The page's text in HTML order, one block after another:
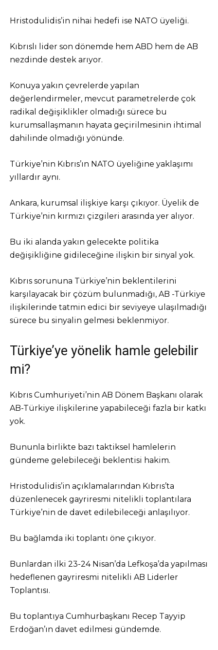
Hristodulidis’in nihai hedefi ise NATO üyeliği.
Kıbrıslı lider son dönemde hem ABD hem de AB
nezdinde destek arıyor.
Konuya yakın çevrelerde yapılan
değerlendirmeler, mevcut parametrelerde çok
radikal değişiklikler olmadığı sürece bu
kurumsallaşmanın hayata geçirilmesinin ihtimal
dahilinde olmadığı yönünde.
Türkiye’nin Kıbrıs’ın NATO üyeliğine yaklaşımı
yıllardır aynı.
Ankara, kurumsal ilişkiye karşı çıkıyor. Üyelik de
Türkiye’nin kırmızı çizgileri arasında yer alıyor.
Bu iki alanda yakın gelecekte politika
değişikliğine gidileceğine ilişkin bir sinyal yok.
Kıbrıs sorununa Türkiye’nin beklentilerini
karşılayacak bir çözüm bulunmadığı, AB -Türkiye
ilişkilerinde tatmin edici bir seviyeye ulaşılmadığı
sürece bu sinyalin gelmesi beklenmiyor.
Türkiye’ye yönelik hamle gelebilir
mi?
Kıbrıs Cumhuriyeti’nin AB Dönem Başkanı olarak
AB-Türkiye ilişkilerine yapabileceği fazla bir katkı
yok.
Bununla birlikte bazı taktiksel hamlelerin
gündeme gelebileceği beklentisi hakim.
Hristodulidis’in açıklamalarından Kıbrıs’ta
düzenlenecek gayriresmi nitelikli toplantılara
Türkiye’nin de davet edilebileceği anlaşılıyor.
Bu bağlamda iki toplantı öne çıkıyor.
Bunlardan ilki 23-24 Nisan’da Lefkoşa’da yapılması
hedeflenen gayriresmi nitelikli AB Liderler
Toplantısı.
Bu toplantıya Cumhurbaşkanı Recep Tayyip
Erdoğan’ın davet edilmesi gündemde.